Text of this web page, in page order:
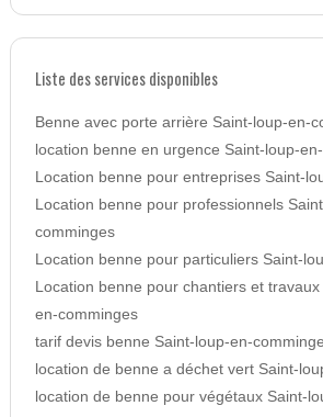
Liste des services disponibles
Benne avec porte arrière Saint-loup-en-
location benne en urgence Saint-loup-
Location benne pour entreprises Saint-
Location benne pour professionnels
comminges
Location benne pour particuliers Saint-
Location benne pour chantiers et
en-comminges
tarif devis benne Saint-loup-en-
location de benne a déchet vert Saint-
location de benne pour végétaux Saint-